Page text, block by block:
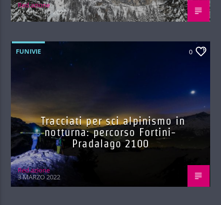
Red.azione
22 GIUGNO 2022
FUNIVIE 0
Tracciati per sci alpinismo in
notturna: percorso Fortini-
Pradalago 2100
Red.azione
3 MARZO 2022